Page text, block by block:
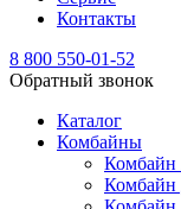
Контакты
8 800 550-01-52
Обратный звонок
Каталог
Комбайны
Комбайн
Комбайн